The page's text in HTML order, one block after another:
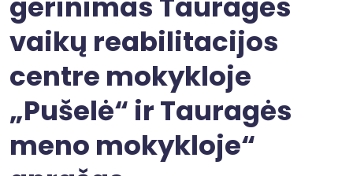
vaikų reabilitacijos
centre mokykloje
„Pušelė“ ir Tauragės
meno mokykloje“